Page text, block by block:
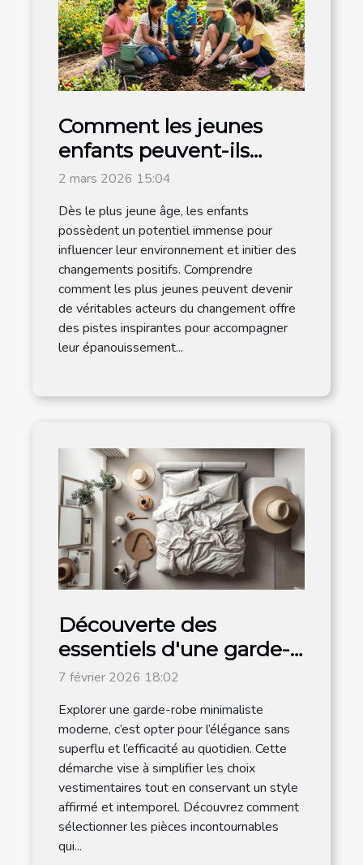
Comment les jeunes
enfants peuvent-ils
devenir acteurs du
changement ?
2 mars 2026 15:04
Dès le plus jeune âge, les enfants
possèdent un potentiel immense pour
influencer leur environnement et initier des
changements positifs. Comprendre
comment les plus jeunes peuvent devenir
de véritables acteurs du changement offre
des pistes inspirantes pour accompagner
leur épanouissement...
Découverte des
essentiels d'une garde-
robe minimaliste
7 février 2026 18:02
Explorer une garde-robe minimaliste
moderne, c’est opter pour l’élégance sans
superflu et l’efficacité au quotidien. Cette
démarche vise à simplifier les choix
vestimentaires tout en conservant un style
affirmé et intemporel. Découvrez comment
sélectionner les pièces incontournables
qui...